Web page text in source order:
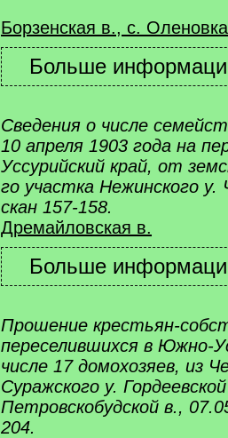
Борзенская в., с. Оленовка
Сведения о числе
10 апреля 1903 года на
Уссурийский край, от
го участка Нежинского у.
скан 157-158.
Дремайловская в.
Прошение крестьян-
переселившихся в Южно-
числе 17 домохозяев, из
Суражского у.
Петровскобудской в.,
204.